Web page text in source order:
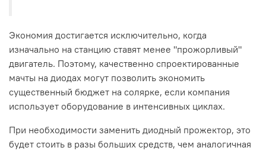
Экономия достигается исключительно, когда
изначально на станцию ставят менее "прожорливый"
двигатель. Поэтому, качественно спроектированные
мачты на диодах могут позволить экономить
существенный бюджет на солярке, если компания
использует оборудование в интенсивных циклах.
При необходимости заменить диодный прожектор, это
будет стоить в разы больших средств, чем аналогичная